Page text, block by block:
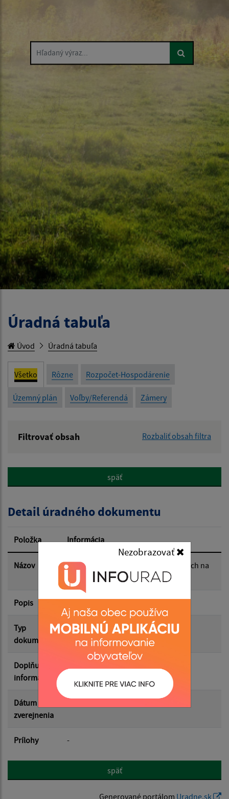
Nezobrazovať
Hľadaný výraz...
Úradná tabuľa
Úvod Úradná tabuľa
Všetko Rôzne Rozpočet-Hospodárenie
Územný plán Voľby/Referendá Zámery
Filtrovať obsah Rozbaliť obsah filtra
Popis:
Dátum zverejnenia od:
Dátum zverejnenia do:
späť
Detail úradného dokumentu
Položka Informácia
Názov
Všeobecné záv.nariadenie o odpadoch na
rok 2026
Popis
Typ
dokumentu
Rôzne
Doplňujúce
informácie
Dátum
zverejnenia
Prílohy -
späť
Generované portálom Uradne.sk